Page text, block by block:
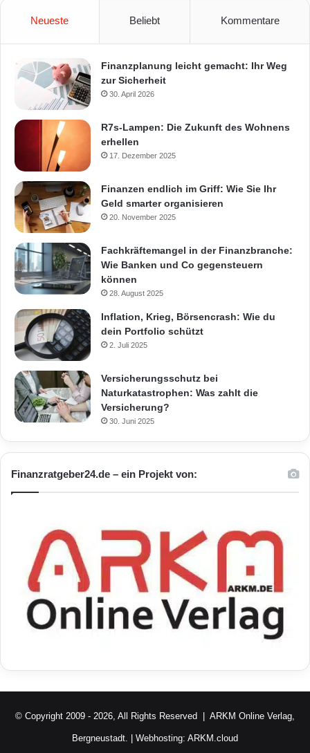
Neueste Beliebt Kommentare
Finanzplanung leicht gemacht: Ihr Weg
zur Sicherheit
30. April 2026
R7s-Lampen: Die Zukunft des Wohnens
erhellen
17. Dezember 2025
Finanzen endlich im Griff: Wie Sie Ihr
Geld smarter organisieren
20. November 2025
Fachkräftemangel in der Finanzbranche:
Wie Banken und Co gegensteuern
können
28. August 2025
Inflation, Krieg, Börsencrash: Wie du
dein Portfolio schützt
2. Juli 2025
Versicherungsschutz bei
Naturkatastrophen: Was zahlt die
Versicherung?
30. Juni 2025
Finanzratgeber24.de – ein Projekt von:
© Copyright 2009 - 2026, All Rights Reserved | ARKM Online Verlag,
Bergneustadt. | Webhosting: ARKM.cloud